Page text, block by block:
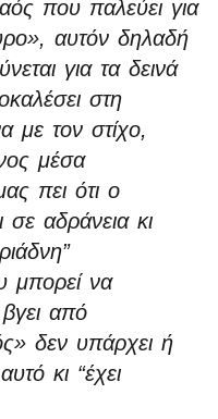
που παλεύει για
αυτόν δηλαδή
για τα δεινά
στη
με τον στίχο,
μέσα
πει ότι ο
σε αδράνεια κι
μπορεί να
από
δεν υπάρχει ή
κι “έχει